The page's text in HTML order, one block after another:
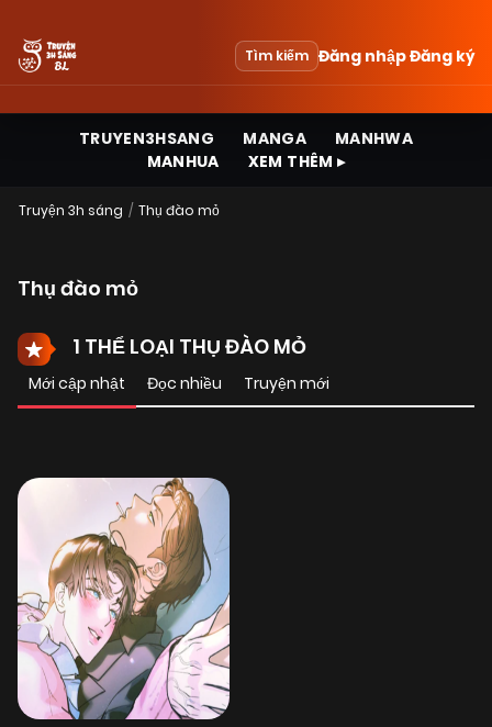
Tìm kiếm Đăng nhậpĐăng ký
TRUYEN3HSANG MANGA
MANHWA
MANHUA
XEM THÊM ▸
Truyện 3h sáng Thụ đào mỏ
Thụ đào mỏ
1 THỂ LOẠI THỤ ĐÀO MỎ
Mới cập nhật Đọc nhiều Truyện mới